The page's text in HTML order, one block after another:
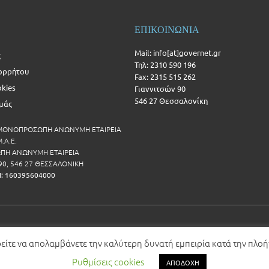
ΜΟΝΟΠΡΟΣΩΠΗ ΑΝΩΝΥΜΗ ΕΤΑΙΡΕΙΑ
ΑΝΩΝΥΜΗ ΕΤΑΙΡΕΙΑ
546 27 ΘΕΣΣΑΛΟΝΙΚΗ
160395604000
ΕΠΙΚΟΙΝΩΝΙΑ
Mail: info[at]governet.gr
Τηλ: 2310 590 196
Fax: 2315 515 262
Γιαννιτσών 90
546 27 Θεσσαλονίκη
να απολαμβάνετε την καλύτερη δυνατή εμπειρία κατά την
Ρυθμίσεις cookies
ΑΠΟΔΟΧΗ